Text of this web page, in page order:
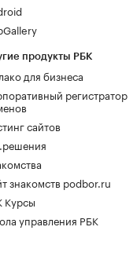
продукты РБК
для бизнеса
регистратор
сайтов
знакомств podbor.ru
Курсы
управления РБК